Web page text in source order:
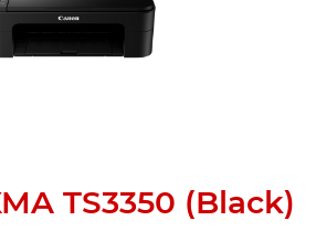
TS3350 (Black)